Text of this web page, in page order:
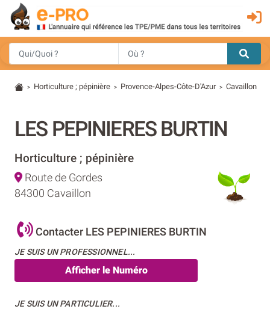
> Horticulture ; pépinière > Provence-Alpes-Côte-D'Azur > Cavaillon
LES PEPINIERES BURTIN
Horticulture ; pépinière
Route de Gordes
84300 Cavaillon
Contacter LES PEPINIERES BURTIN
JE SUIS UN PROFESSIONNEL...
Afficher le Numéro
JE SUIS UN PARTICULIER...